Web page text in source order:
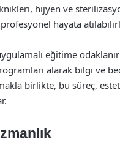
hijyen ve
hayata
eğitime
alarak bilgi ve
birlikte, bu süreç,